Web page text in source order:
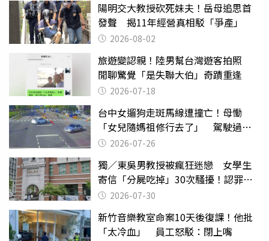
陽明交大教授砍死妹夫！岳母追思首
發聲 揭11年經營真相駁「爭產」
2026-08-02
旅遊變認親！陸男幫台灣遊客拍照
閒聊驚覺「是失聯大伯」奇蹟重逢
2026-07-18
台中女遛狗走斑馬線遭撞亡！母慟
「女兒隨媽祖修行去了」 駕駛過失
致死判9月
2026-07-26
獨／東吳男教授被瘋狂迷戀 女學生
寄信「分屍吃掉」30次騷擾！認罪免
關 2026-07-30
新竹音樂教室命案10天後復課！他批
「太冷血」 員工怒駁：閉上嘴